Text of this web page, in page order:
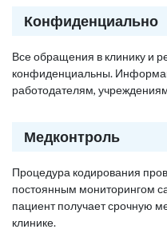
Конфиденциально
Все обращения в клинику и
конфиденциальны.
работодателям,
Медконтроль
Процедура кодирования
постоянным мониторингом
пациент получает срочную
клинике.